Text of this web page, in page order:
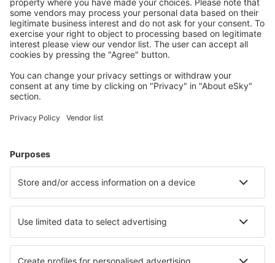
conectați.
Cazarea preferată
Alege din peste 1,3 mil. de opţiuni: hoteluri, cabane,
Cele mai căutate hoteluri de către utilizatorii eSky
Hoteluri în Edmonton (AB)
Hoteluri în Calgary Hoteluri în Montreal
Hoteluri în Vancouver Hoteluri în Riviere Du Loup
Hoteluri în Gravenhurst Hoteluri în Shawinigan